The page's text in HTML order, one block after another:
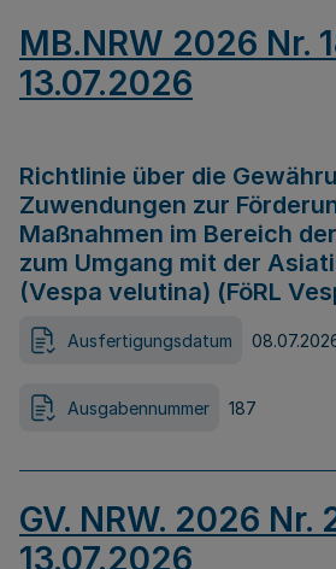
MB.NRW 2026 Nr.
13.07.2026
Richtlinie über die
Zuwendungen zur
Maßnahmen im Bereich
zum Umgang mit der
(Vespa velutina) (FöRL
Ausfertigungsdatum
Ausgabennummer 187
GV. NRW. 2026 Nr.
13.07.2026